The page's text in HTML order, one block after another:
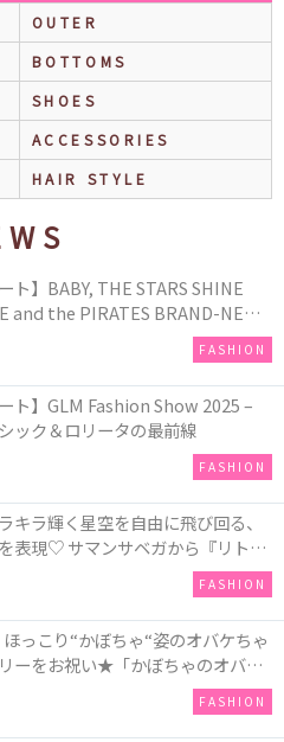
OUTER
BOTTOMS
SHOES
ACCESSORIES
HAIR STYLE
ト】BABY, THE STARS SHINE
and the PIRATES BRAND-NEW
FASHION
ト】GLM Fashion Show 2025 –
ック＆ロリータの最前線
FASHION
キラ輝く星空を自由に飛び回る、
表現♡ サマンサベガから『リトル
50周年アニバーサリーイヤー』を
FASHION
っこり“かぼちゃ“姿のオバケちゃ
ーをお祝い★「かぼちゃのオバケ
」が新発売！Q-pot CAFE.では
ケーキプレート」も登場
FASHION